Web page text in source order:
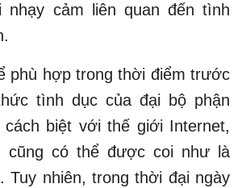
nhạy cảm liên quan đến tình
phù hợp trong thời điểm trước
tình dục của đại bộ phận
biệt với thế giới Internet,
cũng có thể được coi như là
Tuy nhiên, trong thời đại ngày